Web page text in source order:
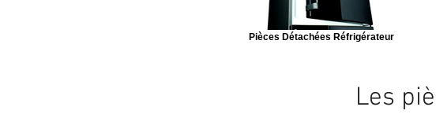
Pièces Détachées Réfrigérateur
Les